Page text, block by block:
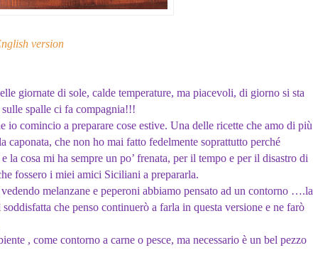
version
giornate di sole, calde temperature, ma piacevoli, di giorno si sta
spalle ci fa compagnia!!!
io comincio a preparare cose estive. Una delle ricette che amo di più
caponata, che non ho mai fatto fedelmente soprattutto perché
la cosa mi ha sempre un po’ frenata, per il tempo e per il disastro di
fossero i miei amici Siciliani a prepararla.
melanzane e peperoni abbiamo pensato ad un contorno ….la
che penso continuerò a farla in questa versione e ne farò
, come contorno a carne o pesce, ma necessario è un bel pezzo